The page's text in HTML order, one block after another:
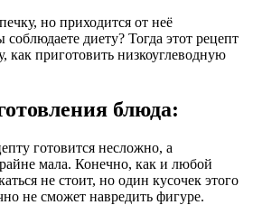
но приходится от неё
соблюдаете диету? Тогда этот рецепт
как приготовить низкоуглеводную
блюда:
готовится несложно, а
мала. Конечно, как и любой
не стоит, но один кусочек этого
не сможет навредить фигуре.